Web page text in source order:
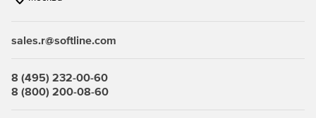
цене.
sales.r@softline.com
8 (495) 232-00-60
8 (800) 200-08-60